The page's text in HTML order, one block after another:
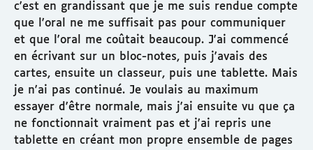
c'est en grandissant que je me suis rendue compte
que l'oral ne me suffisait pas pour communiquer
et que l'oral me coûtait beaucoup. J'ai commencé
en écrivant sur un bloc-notes, puis j'avais des
cartes, ensuite un classeur, puis une tablette. Mais
je n'ai pas continué. Je voulais au maximum
essayer d'être normale, mais j'ai ensuite vu que ça
ne fonctionnait vraiment pas et j'ai repris une
tablette en créant mon propre ensemble de pages